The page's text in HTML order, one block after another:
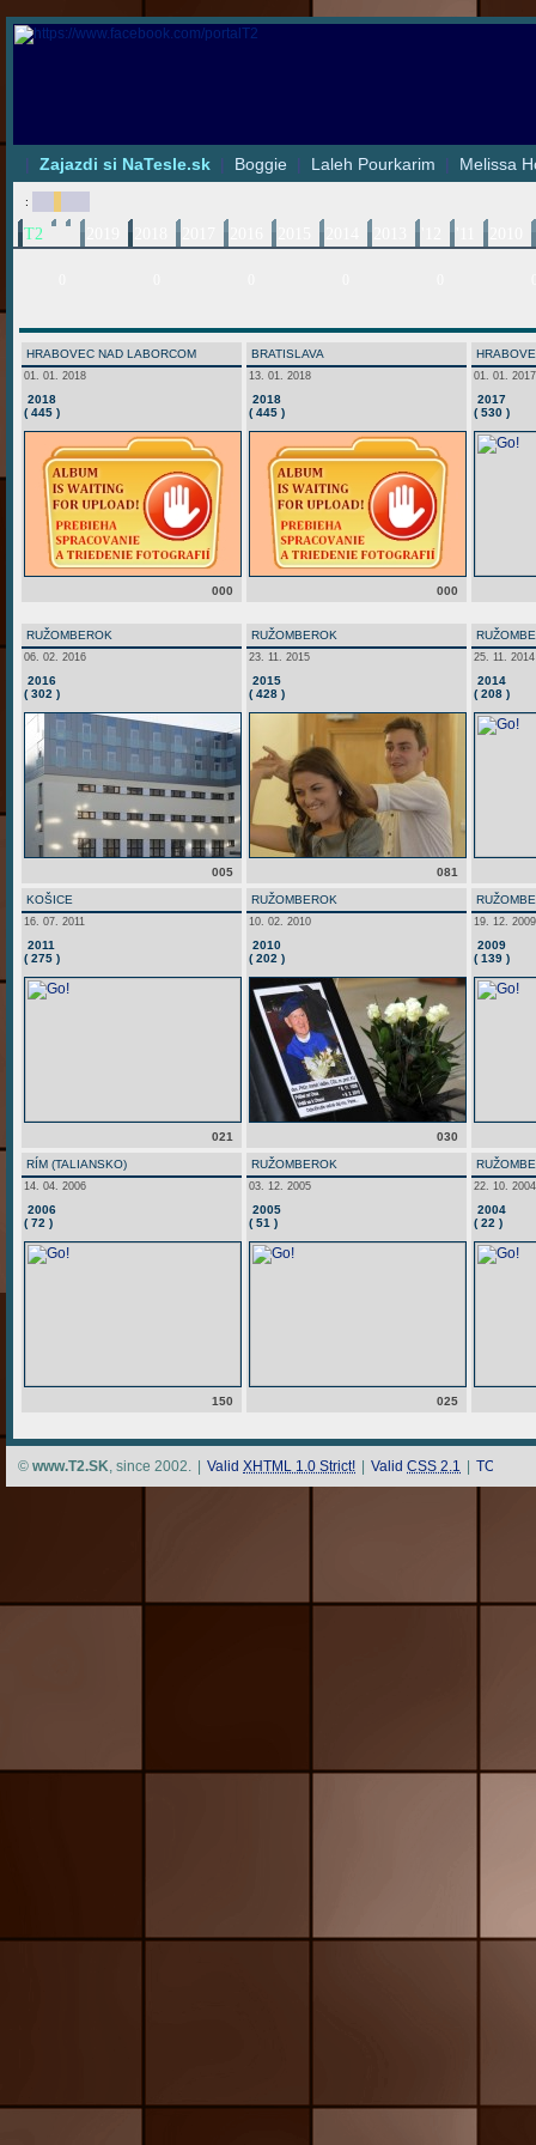
| Zajazdi si NaTesle.sk | Boggie | Laleh Pourkarim | Melissa
:
T2
HRABOVEC NAD LABORCOM
01. 01. 2018
2018
( 445 )
000
BRATISLAVA
13. 01. 2018
2018
( 445 )
000
01. 01. 2017
2017
( 530 )
RUŽOMBEROK
06. 02. 2016
2016
( 302 )
005
RUŽOMBEROK
23. 11. 2015
2015
( 428 )
081
25. 11. 2014
2014
( 208 )
KOŠICE
16. 07. 2011
2011
( 275 )
021
RUŽOMBEROK
10. 02. 2010
2010
( 202 )
030
19. 12. 2009
2009
( 139 )
RÍM (TALIANSKO)
14. 04. 2006
2006
( 72 )
150
RUŽOMBEROK
03. 12. 2005
2005
( 51 )
025
22. 10. 2004
2004
( 22 )
© www.T2.SK, since 2002. Valid XHTML 1.0 Strict! Valid CSS 2.1